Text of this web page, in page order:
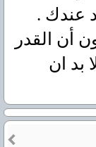
عندك .
أن القدر
بد ان